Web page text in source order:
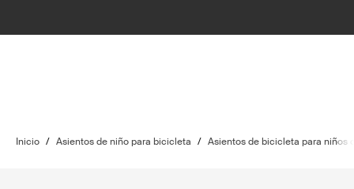
Inicio / Asientos de niño para bicicleta / Asientos de bicicleta para niños